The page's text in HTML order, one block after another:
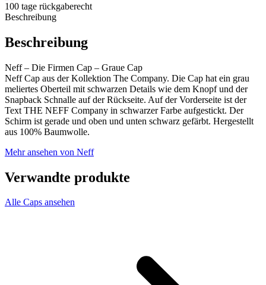
100 tage rückgaberecht
Beschreibung
Beschreibung
Neff – Die Firmen Cap – Graue Cap
Neff Cap aus der Kollektion The Company. Die Cap hat ein grau
meliertes Oberteil mit schwarzen Details wie dem Knopf und der
Snapback Schnalle auf der Rückseite. Auf der Vorderseite ist der
Text THE NEFF Company in schwarzer Farbe aufgestickt. Der
Schirm ist gerade und oben und unten schwarz gefärbt. Hergestellt
aus 100% Baumwolle.
Mehr ansehen von Neff
Verwandte produkte
Alle Caps ansehen